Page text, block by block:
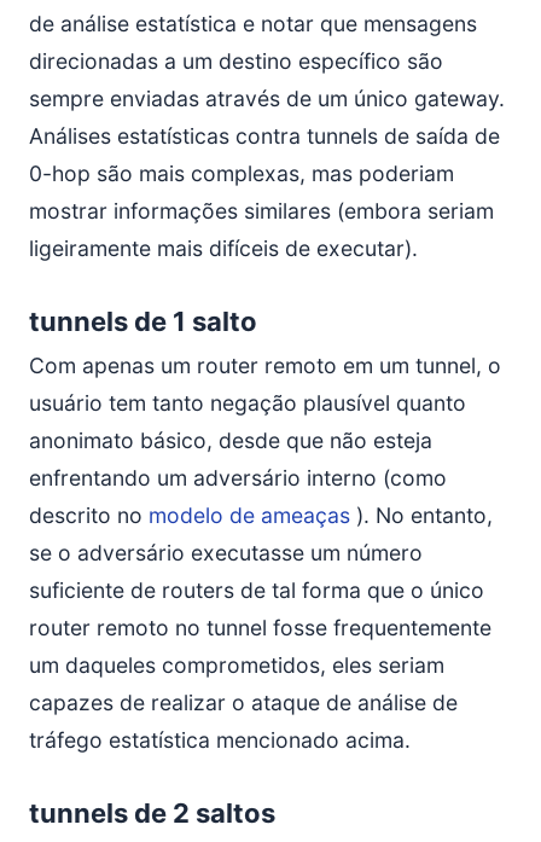
de análise estatística e notar que mensagens
direcionadas a um destino específico são
sempre enviadas através de um único gateway.
Análises estatísticas contra tunnels de saída de
0-hop são mais complexas, mas poderiam
mostrar informações similares (embora seriam
ligeiramente mais difíceis de executar).
tunnels de 1 salto
Com apenas um router remoto em um tunnel, o
usuário tem tanto negação plausível quanto
anonimato básico, desde que não esteja
enfrentando um adversário interno (como
descrito no modelo de ameaças ). No entanto,
se o adversário executasse um número
suficiente de routers de tal forma que o único
router remoto no tunnel fosse frequentemente
um daqueles comprometidos, eles seriam
capazes de realizar o ataque de análise de
tráfego estatística mencionado acima.
tunnels de 2 saltos